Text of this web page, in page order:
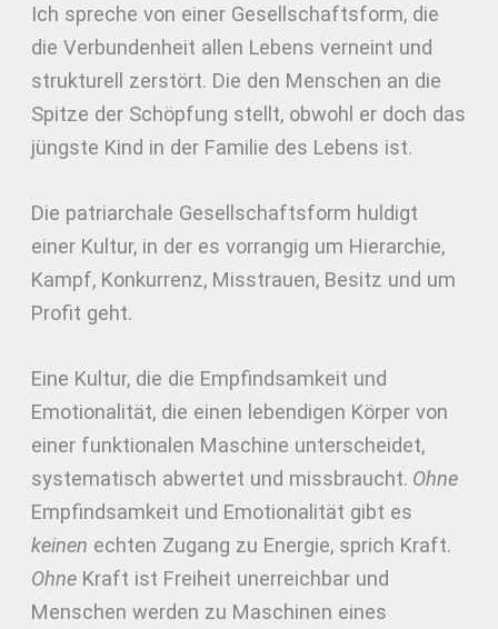
Ich spreche von einer Gesellschaftsform, die
die Verbundenheit allen Lebens verneint und
strukturell zerstört. Die den Menschen an die
Spitze der Schöpfung stellt, obwohl er doch das
jüngste Kind in der Familie des Lebens ist.
Die patriarchale Gesellschaftsform huldigt
einer Kultur, in der es vorrangig um Hierarchie,
Kampf, Konkurrenz, Misstrauen, Besitz und um
Profit geht.
Eine Kultur, die die Empfindsamkeit und
Emotionalität, die einen lebendigen Körper von
einer funktionalen Maschine unterscheidet,
systematisch abwertet und missbraucht. Ohne
Empfindsamkeit und Emotionalität gibt es
keinen echten Zugang zu Energie, sprich Kraft.
Ohne Kraft ist Freiheit unerreichbar und
Menschen werden zu Maschinen eines